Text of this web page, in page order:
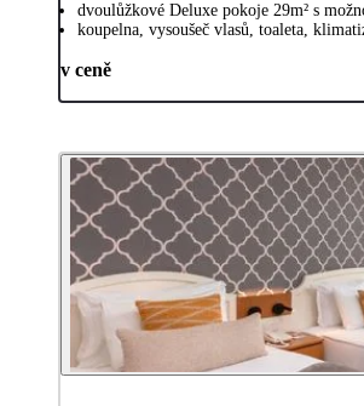
dvoulůžkové Deluxe pokoje 29m² s
koupelna, vysoušeč vlasů, toaleta,
v ceně